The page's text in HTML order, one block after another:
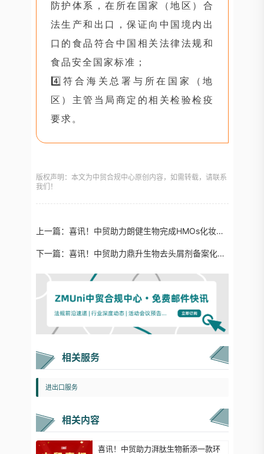
防护体系，在所在国家（地区）合
法生产和出口，保证向中国境内出
口的食品符合中国相关法律法规和
食品安全国家标准；
4️⃣符合海关总署与所在国家（地
区）主管当局商定的相关检验检疫
要求。
版权声明：本文为中贸合规中心原创内容，如需转载，请联系
我们！
上一篇： 喜讯！中贸助力朗健生物完成HMOs化妆品新原料备案！
下一篇： 喜讯！中贸助力鼎升生物去头屑剂备案化妆品新原料
相关服务
进出口服务
相关内容
喜讯！中贸助力湃肽生物新添一款环